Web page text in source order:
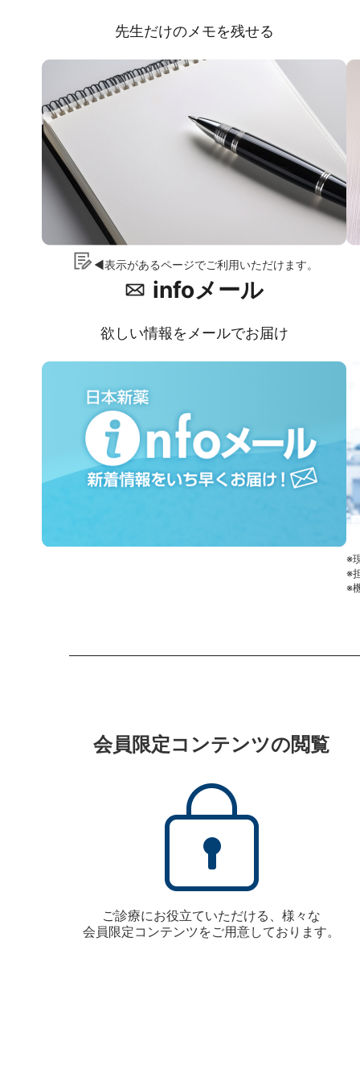
先生だけのメモを残せる
◀表示があるページでご利用いただけます。
infoメール
欲しい情報をメールでお届け
※
※
※
会員限定コンテンツの閲覧
ご診療にお役立ていただける、様々な
会員限定コンテンツをご用意しております。